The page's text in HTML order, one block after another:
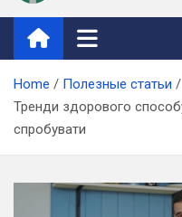
iattm.com.ua
Home
Полезные статьи
Тренди здорового
спробувати